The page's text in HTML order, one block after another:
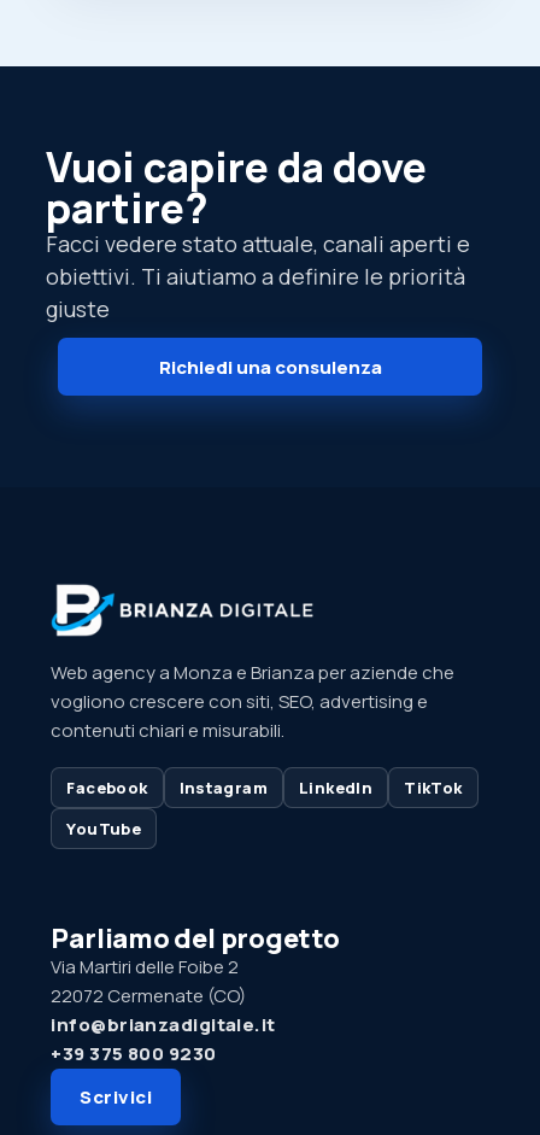
Vuoi capire da dove
partire?
Facci vedere stato attuale, canali aperti e
obiettivi. Ti aiutiamo a definire le priorità
giuste
Richiedi una consulenza
Web agency a Monza e Brianza per aziende che
vogliono crescere con siti, SEO, advertising e
contenuti chiari e misurabili.
Facebook Instagram LinkedIn
TikTok
YouTube
Parliamo del progetto
Via Martiri delle Foibe 2
22072 Cermenate (CO)
info@brianzadigitale.it
+39 375 800 9230
Scrivici